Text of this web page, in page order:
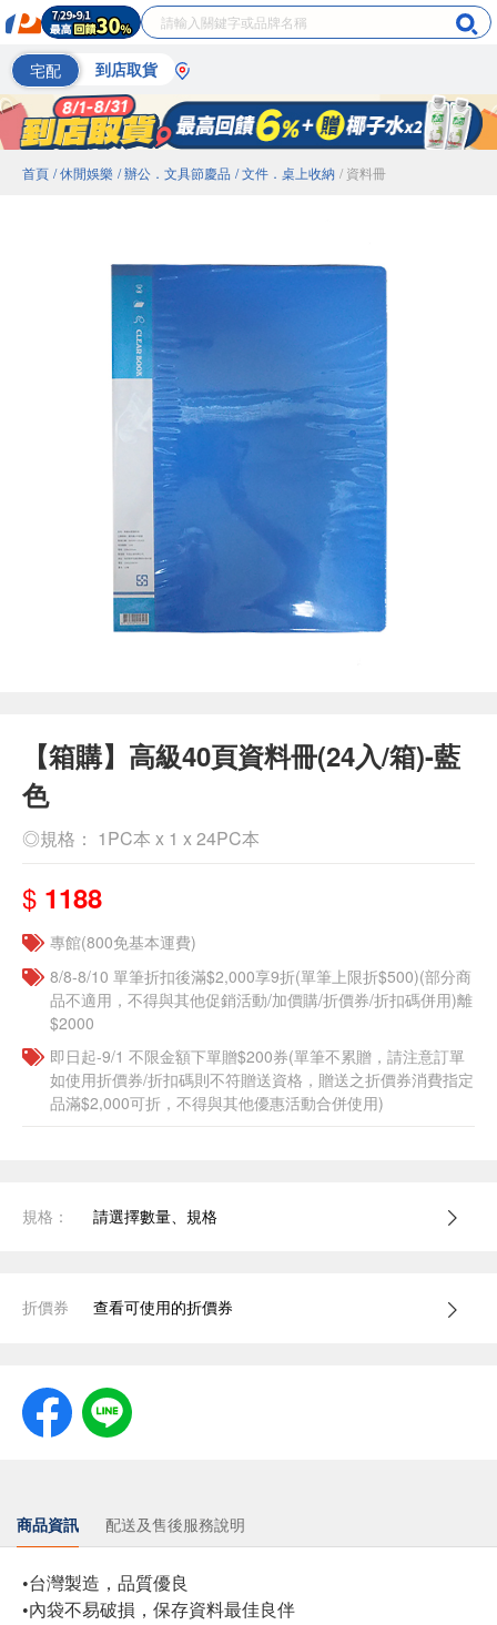
宅配 到店取貨
首頁 / 休閒娛樂 / 辦公．文具節慶品 / 文件．桌上收納 / 資料冊
【箱購】高級40頁資料冊(24入/箱)-藍
色
◎規格： 1PC本 x 1 x 24PC本
$ 1188
專館(800免基本運費)
8/8-8/10 單筆折扣後滿$2,000享9折(單筆上限折$500)(部分商
品不適用，不得與其他促銷活動/加價購/折價券/折扣碼併用)離
$2000
即日起-9/1 不限金額下單贈$200券(單筆不累贈，請注意訂單
如使用折價券/折扣碼則不符贈送資格，贈送之折價券消費指定
品滿$2,000可折，不得與其他優惠活動合併使用)
規格： 請選擇數量、規格
折價券 查看可使用的折價券
商品資訊 配送及售後服務說明
•台灣製造，品質優良
•內袋不易破損，保存資料最佳良伴